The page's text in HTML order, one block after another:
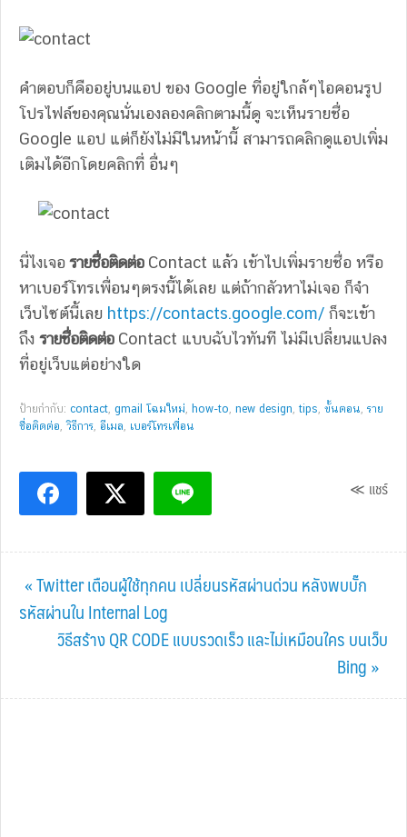
คำตอบก็คืออยู่บนแอป ของ Google ที่อยู่ใกล้ๆไอคอนรูป
โปรไฟล์ของคุณนั่นเองลองคลิกตามนี้ดู จะเห็นรายชื่อ
Google แอป แต่ก็ยังไม่มีในหน้านี้ สามารถคลิกดูแอปเพิ่ม
เติมได้อีกโดยคลิกที่ อื่นๆ
นี่ไงเจอรายชื่อติดต่อContact แล้ว เข้าไปเพิ่มรายชื่อ หรือ
หาเบอร์โทรเพื่อนๆตรงนี้ได้เลย แต่ถ้ากลัวหาไม่เจอ ก็จำ
เว็บไซต์นี้เลย https://contacts.google.com/ ก็จะเข้า
ถึง รายชื่อติดต่อContact แบบฉับไวทันที ไม่มีเปลี่ยนแปลง
ที่อยู่เว็บแต่อย่างใด
ป้ายกำกับ: contact, gmail โฉมใหม่, how-to, new design,tips, ขั้นตอน, ราย
ชื่อติดต่อ,วิธีการ, อีเมล, เบอร์โทรเพื่อน
≪ แชร์
Previous
Post:
« Twitter เตือนผู้ใช้ทุกคน เปลี่ยนรหัสผ่านด่วน หลังพบบั๊ก
รหัสผ่านใน Internal Log
Next
วิธีสร้าง QR CODE แบบรวดเร็ว และไม่เหมือนใคร บนเว็บ
Bing »